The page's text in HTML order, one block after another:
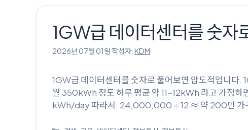
리
1GW급 데이터센터를
2026년 07월 01일 작성자:KDM
1GW급 데이터센터를 숫자로 풀어보면 압도적입니
월 350kWh 정도 하루 평균 약 11~12kWh 라고 가정
kWh/day 따라서: 24,000,000 ÷ 12 ≈ 약 200만 가